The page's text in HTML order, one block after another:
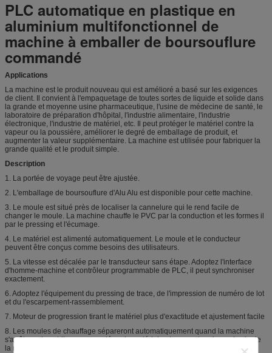
PLC automatique en plastique en
aluminium multifonctionnel de
machine à emballer de boursouflure
commandé
Applications
La machine est le produit nouveau qui est amélioré a basé sur les exigences
de client. Il convient à l'empaquetage de toutes sortes de liquide et solide dans
la grande et moyenne usine pharmaceutique, l'usine de médecine de santé, le
laboratoire de préparation d'hôpital, l'industrie alimentaire, l'industrie
électronique, l'industrie de matériel, etc. Il peut protéger le matériel contre la
vapeur ou la poussière, améliorer le degré de emballage de produit, et
augmenter la valeur supplémentaire. La machine est utilisée pour fabriquer la
grande qualité et le produit simple.
Description
1. La portée de voyage peut être ajustée.
2. L'emballage de boursouflure d'Alu Alu est disponible pour cette machine.
3. Le moule est situé près de localiser la cannelure qui le rend facile de
changer le moule. La machine chauffe le PVC par la conduction et les formes il
par le pressing et l'écumage.
4. Le matériel est alimenté automatiquement. Le moule et le conducteur
peuvent être conçus comme besoins des utilisateurs.
5. La vitesse est décalée par le transducteur sans étape. Adoptez l'interface
d'homme-machine et contrôleur programmable de PLC, il peut synchroniser
exactement.
6. Adoptez l'équipement du pressing de trace, de l'impression de numéro de lot
et du l'escarpement-rassemblement.
7. Moteur de progression tirant le matériel plus d'exactitude et ajustement facile
8. Les moules de chauffage sépareront automatiquement quand la machine
s'arrête, qui contribue pour protéger le matériel entre eux et prolonge la vie de
la machine.